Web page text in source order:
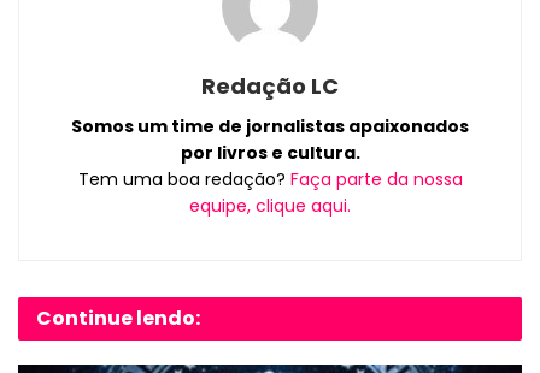
Redação LC
Somos um time de jornalistas apaixonados
por livros e cultura.
Tem uma boa redação? Faça parte da nossa
equipe, clique aqui.
Continue lendo: